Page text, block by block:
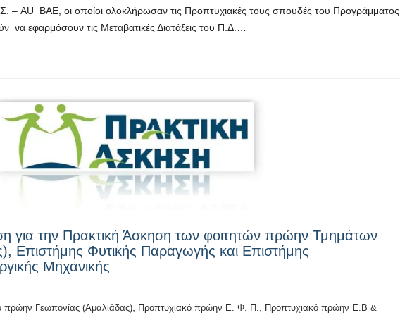
– AU_BAE, οι οποίοι ολοκλήρωσαν τις Προπτυχιακές τους σπουδές του Προγράμματος
να εφαρμόσουν τις Μεταβατικές Διατάξεις του Π.Δ.…
για την Πρακτική Άσκηση των φοιτητών πρώην Τμημάτων
Επιστήμης Φυτικής Παραγωγής και Επιστήμης
Μηχανικής
πρώην Γεωπονίας (Αμαλιάδας), Προπτυχιακό πρώην Ε. Φ. Π., Προπτυχιακό πρώην Ε.Β &